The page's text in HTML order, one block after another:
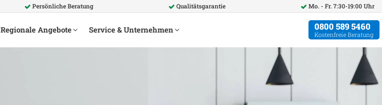
Persönliche Beratung Qualitätsgarantie Mo. - Fr. 7:30-19:00 Uhr
Regionale Angebote Service & Unternehmen 0800 589 5460
Kostenfreie Beratung